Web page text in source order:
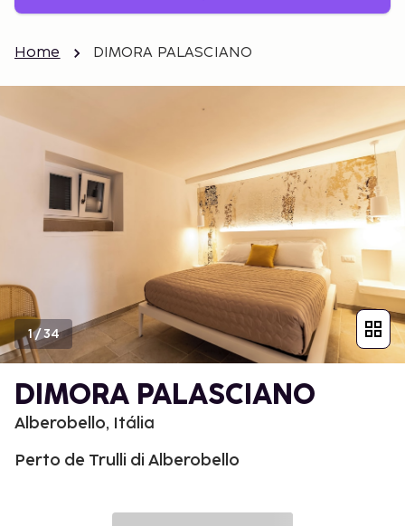
Home DIMORA PALASCIANO
1/34
DIMORA PALASCIANO
Alberobello, Itália
Perto de Trulli di Alberobello